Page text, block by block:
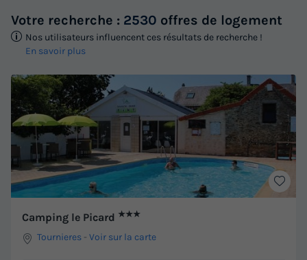
Votre recherche : 2530 offres de logement
Nos utilisateurs influencent ces résultats de recherche !
En savoir plus
Camping le Picard ★★★
Tournieres -Voir sur la carte